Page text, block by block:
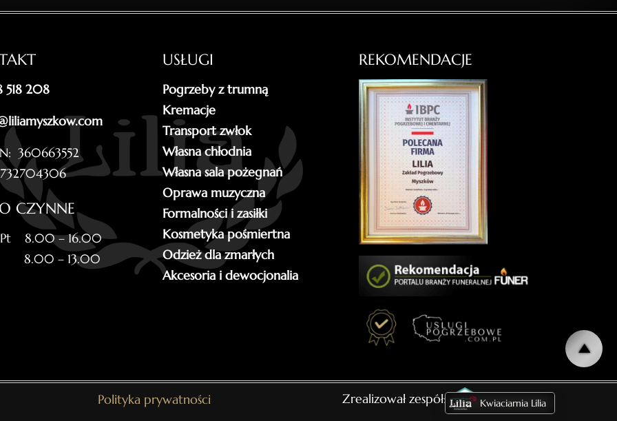
518 208
360663552
CZYNNE
Pt 8.00 – 16.00
8.00 – 13.00
USŁUGI
Pogrzeby z trumną
Kremacje
Transport zwłok
Własna chłodnia
Własna sala pożegnań
Oprawa muzyczna
Formalności i zasiłki
Kosmetyka pośmiertna
Odzież dla zmarłych
Akcesoria i dewocjonalia
REKOMENDACJE
Polityka prywatności Zrealizował zespół: Kwiaciarnia Lilia